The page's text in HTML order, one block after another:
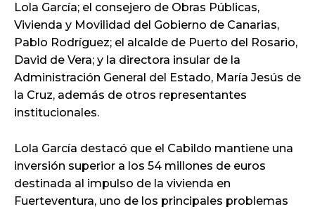
Lola García; el consejero de Obras Públicas,
Vivienda y Movilidad del Gobierno de Canarias,
Pablo Rodríguez; el alcalde de Puerto del Rosario,
David de Vera; y la directora insular de la
Administración General del Estado, María Jesús de
la Cruz, además de otros representantes
institucionales.
Lola García destacó que el Cabildo mantiene una
inversión superior a los 54 millones de euros
destinada al impulso de la vivienda en
Fuerteventura, uno de los principales problemas